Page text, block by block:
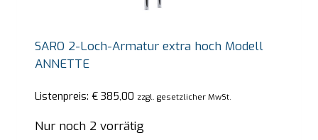
SARO 2-Loch-Armatur extra hoch Modell
ANNETTE
Listenpreis: €385,00 zzgl. gesetzlicher MwSt.
Nur noch 2 vorrätig